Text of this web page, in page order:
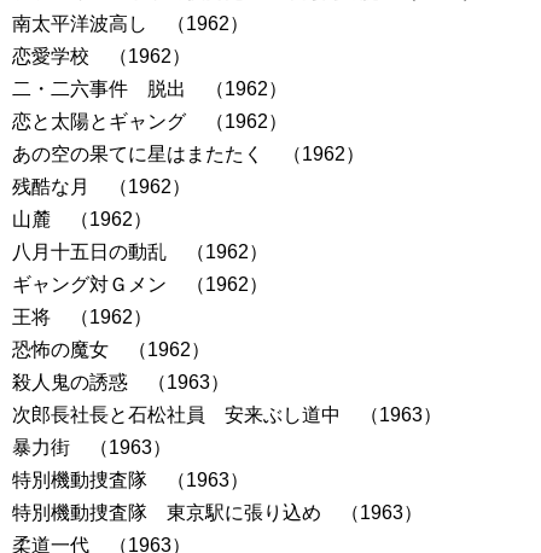
南太平洋波高し （1962）
恋愛学校 （1962）
二・二六事件 脱出 （1962）
恋と太陽とギャング （1962）
あの空の果てに星はまたたく （1962）
残酷な月 （1962）
山麓 （1962）
八月十五日の動乱 （1962）
ギャング対Ｇメン （1962）
王将 （1962）
恐怖の魔女 （1962）
殺人鬼の誘惑 （1963）
次郎長社長と石松社員 安来ぶし道中 （1963）
暴力街 （1963）
特別機動捜査隊 （1963）
特別機動捜査隊 東京駅に張り込め （1963）
柔道一代 （1963）